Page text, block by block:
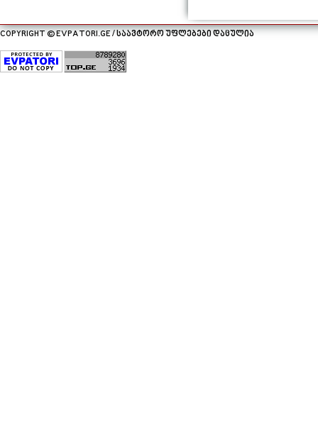
COPYRIGHT © EVPATORI.GE / საავტორო უფლებები დაცულია